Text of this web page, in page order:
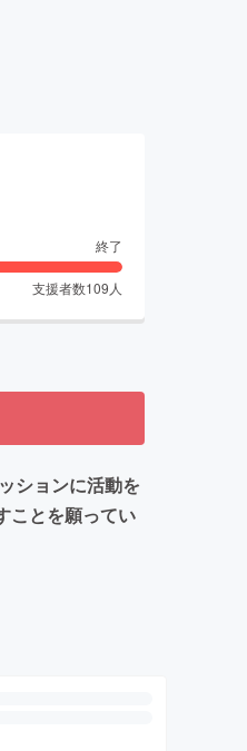
終了
支援者数109 人
ションに活動を
ことを願ってい